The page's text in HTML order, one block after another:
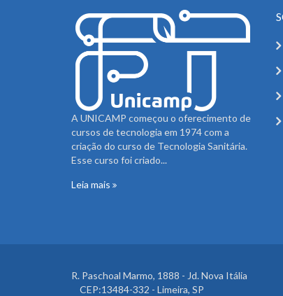
A UNICAMP começou o oferecimento de
cursos de tecnologia em 1974 com a
criação do curso de Tecnologia Sanitária.
Esse curso foi criado...
Leia mais
R. Paschoal Marmo, 1888 - Jd. Nova Itália
CEP:13484-332 - Limeira, SP